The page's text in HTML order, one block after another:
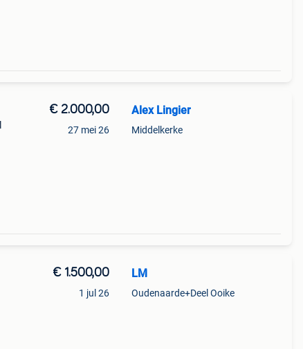
€ 2.000,00
27 mei 26
Alex Lingier
Middelkerke
€ 1.500,00
1 jul 26
LM
Oudenaarde+Deel Ooike